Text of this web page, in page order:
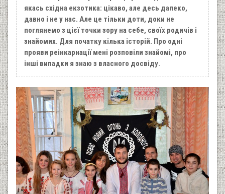
якась східна екзотика: цікаво, але десь далеко,
давно і не у нас. Але це тільки доти, доки не
поглянемо з цієї точки зору на себе, своїх родичів і
знайомих. Для початку кілька історій. Про одні
прояви реінкарнації мені розповіли знайомі, про
інші випадки я знаю з власного досвіду.